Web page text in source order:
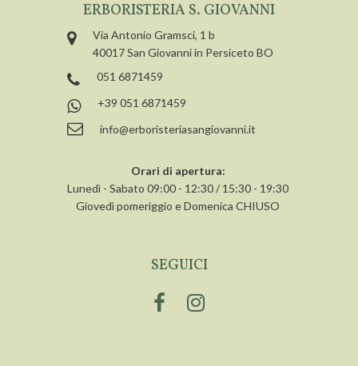
ERBORISTERIA S. GIOVANNI
Via Antonio Gramsci, 1 b
40017 San Giovanni in Persiceto BO
051 6871459
+39 051 6871459
info@erboristeriasangiovanni.it
Orari di apertura:
Lunedì - Sabato 09:00 - 12:30 / 15:30 - 19:30
Giovedì pomeriggio e Domenica CHIUSO
SEGUICI